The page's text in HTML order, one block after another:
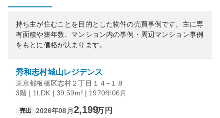
持ち主が住むことを目的とした物件の売買事例です。 主に専
有面積や築年数、マンション内の事例・周辺マンション事例
をもとに価格が決まります。
秀和志村城山レジデンス
東京都板橋区志村２丁目１４−１８
3階 | 1LDK | 39.59m² | 1970年06月
売出 2026年08月 2,199万円